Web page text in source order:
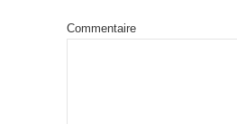
Commentaire